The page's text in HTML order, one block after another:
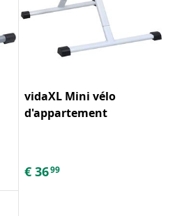
vidaXL Mini vélo
d'appartement
€ 3699